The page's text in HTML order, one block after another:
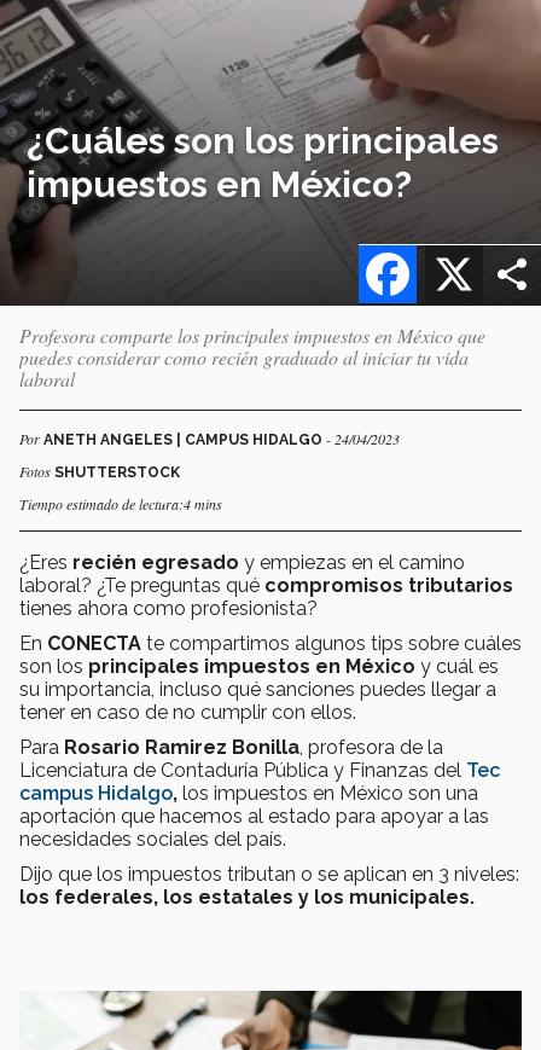
¿Cuáles son los principales
impuestos en México?
X
Facebook
Profesora comparte los principales impuestos en México que
puedes considerar como recién graduado al iniciar tu vida
laboral
Por ANETH ANGELES | CAMPUS HIDALGO - 24/04/2023
Fotos SHUTTERSTOCK
Tiempo estimado de lectura:4 mins
¿Eres recién egresado y empiezas en el camino
laboral? ¿Te preguntas qué compromisos tributarios
tienes ahora como profesionista?
En CONECTA te compartimos algunos tips sobre cuáles
son los principales impuestos en México y cuál es
su importancia, incluso qué sanciones puedes llegar a
tener en caso de no cumplir con ellos.
Para Rosario Ramirez Bonilla , profesora de la
Licenciatura de Contaduría Pública y Finanzas del Tec
campus Hidalgo, los impuestos en México son una
aportación que hacemos al estado para apoyar a las
necesidades sociales del país.
Dijo que los impuestos tributan o se aplican en 3 niveles:
los federales, los estatales y los municipales.